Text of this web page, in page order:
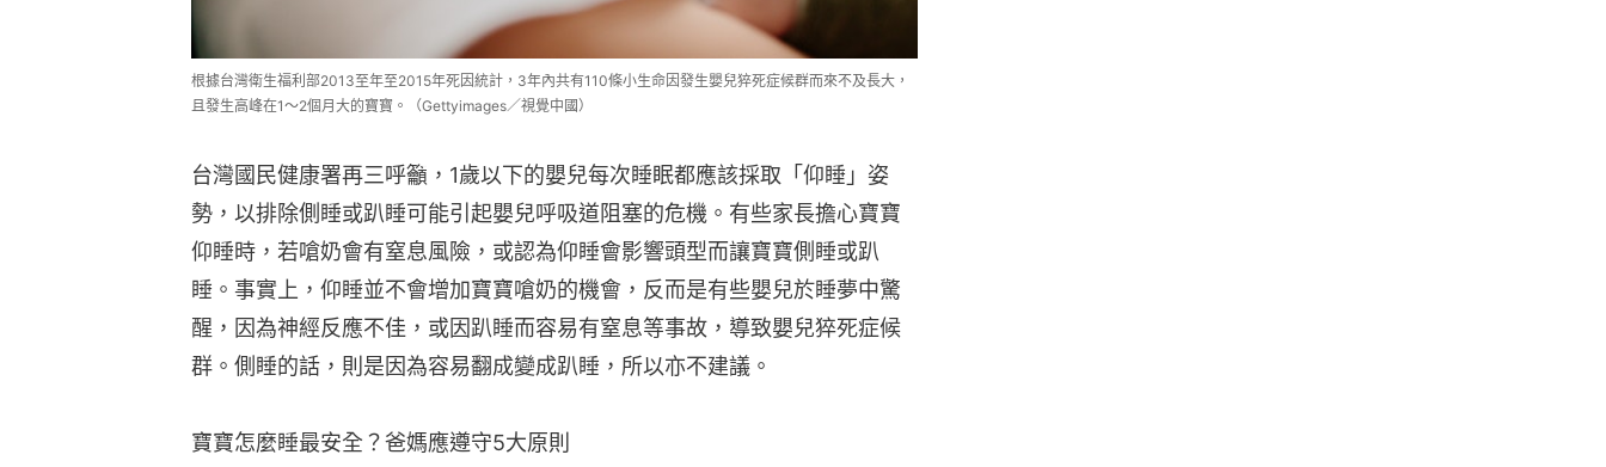
根據台灣衛生福利部2013至年至2015年死因統計，3年內共有110條小生命因發生嬰兒猝死症候群而來不及長大，
且發生高峰在1～2個月大的寶寶。（Gettyimages／視覺中國）
台灣國民健康署再三呼籲，1歲以下的嬰兒每次睡眠都應該採取「仰睡」姿
勢，以排除側睡或趴睡可能引起嬰兒呼吸道阻塞的危機。有些家長擔心寶寶
仰睡時，若嗆奶會有窒息風險，或認為仰睡會影響頭型而讓寶寶側睡或趴
睡。事實上，仰睡並不會增加寶寶嗆奶的機會，反而是有些嬰兒於睡夢中驚
醒，因為神經反應不佳，或因趴睡而容易有窒息等事故，導致嬰兒猝死症候
群。側睡的話，則是因為容易翻成變成趴睡，所以亦不建議。
寶寶怎麼睡最安全？爸媽應遵守5大原則